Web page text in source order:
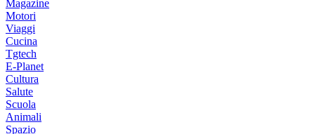
Magazine
Motori
Viaggi
Cucina
Tgtech
E-Planet
Cultura
Salute
Scuola
Animali
Spazio